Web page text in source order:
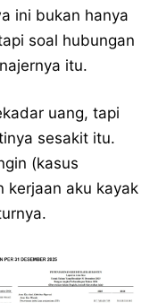
ini bukan hanya
soal hubungan
itu.
uang, tapi
sesakit itu.
(kasus
kerjaan aku kayak